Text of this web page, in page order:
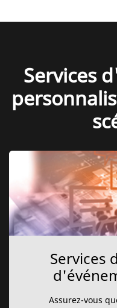
Services
Services
Assurez-vous